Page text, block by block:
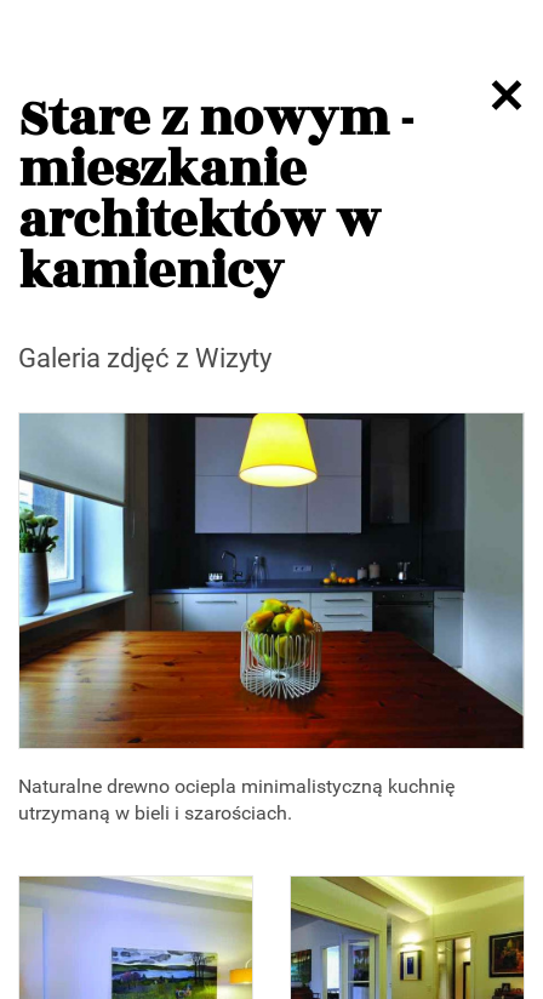
Stare z nowym -
mieszkanie
architektów w
kamienicy
Galeria zdjęć z Wizyty
Naturalne drewno ociepla minimalistyczną kuchnię
utrzymaną w bieli i szarościach.